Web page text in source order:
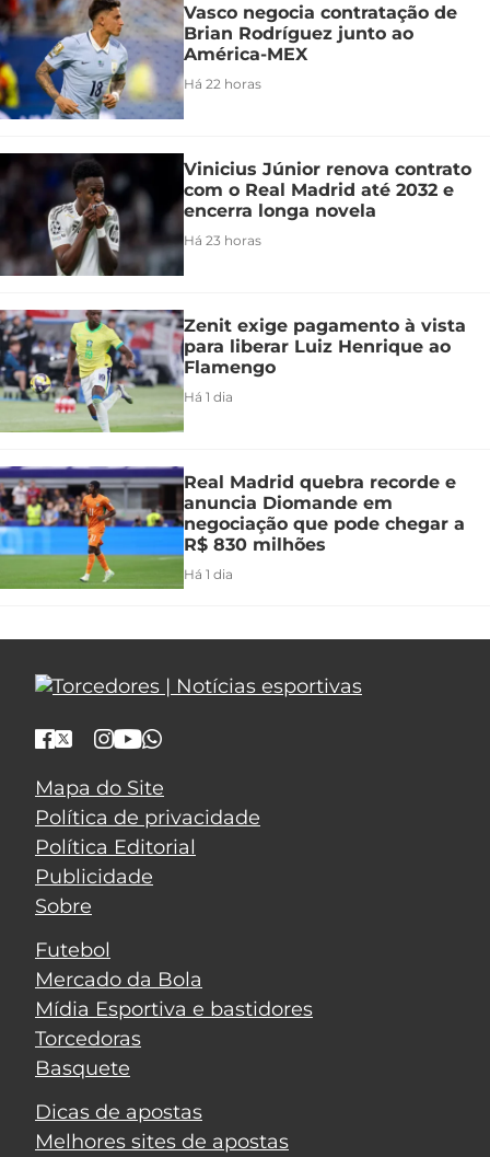
Vasco negocia contratação de
Brian Rodríguez junto ao
América-MEX
Há 22 horas
Vinicius Júnior renova contrato
com o Real Madrid até 2032 e
encerra longa novela
Há 23 horas
Zenit exige pagamento à vista
para liberar Luiz Henrique ao
Flamengo
Há 1 dia
Real Madrid quebra recorde e
anuncia Diomande em
negociação que pode chegar a
R$ 830 milhões
Há 1 dia
Mapa do Site
Política de privacidade
Política Editorial
Publicidade
Sobre
Futebol
Mercado da Bola
Mídia Esportiva e bastidores
Torcedoras
Basquete
Dicas de apostas
Melhores sites de apostas